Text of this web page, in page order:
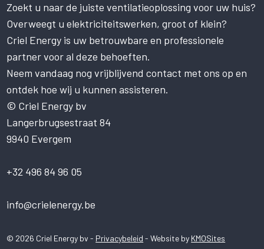
Zoekt u naar de juiste ventilatieoplossing voor uw huis?
Overweegt u elektriciteitswerken, groot of klein?
Criel Energy is uw betrouwbare en professionele
partner voor al deze behoeften.
Neem vandaag nog vrijblijvend contact met ons op en
ontdek hoe wij u kunnen assisteren.
© Criel Energy bv
Langerbrugsestraat 84
9940 Evergem
+32 496 84 96 05
info@crielenergy.be
© 2026 Criel Energy bv - Privacybeleid - Website by KMOSites
Deze website gebruikt cookies om uw
gebruikerservaring te verbeteren. Door
onze website te gebruiken, stemt u in met
alle cookies in overeenstemming met ons
Cookiebeleid.Lees verder
STRIKT NOODZAKELIJK
PRESTATIE
TARGETING
FUNCTIONEEL
NIET-GECLASSIFICEERD